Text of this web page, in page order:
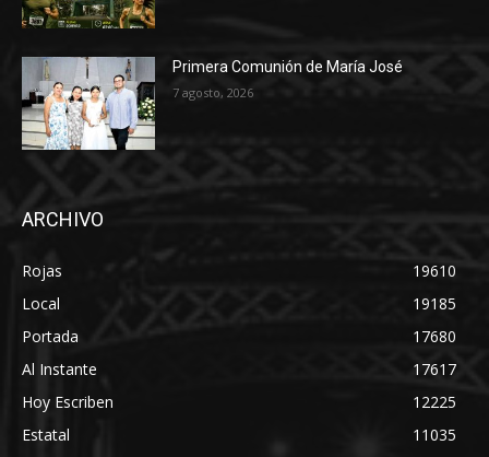
Primera Comunión de María José
7 agosto, 2026
ARCHIVO
Rojas
19610
Local
19185
Portada
17680
Al Instante
17617
Hoy Escriben
12225
Estatal
11035